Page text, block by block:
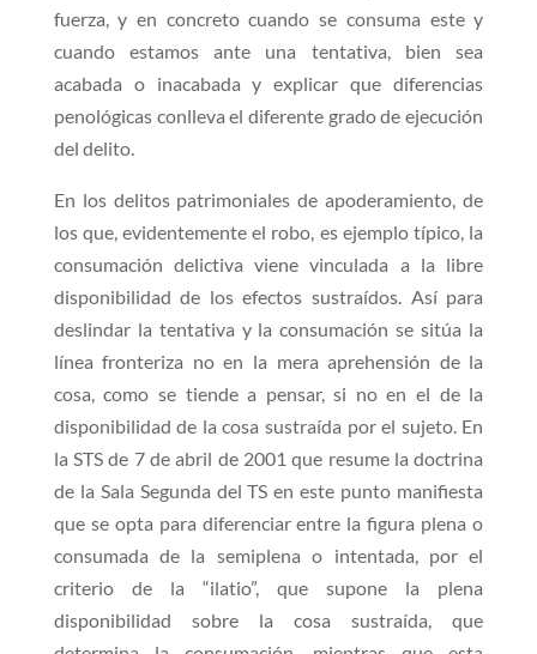
fuerza, y en concreto cuando se consuma este y
cuando estamos ante una tentativa, bien sea
acabada o inacabada y explicar que diferencias
penológicas conlleva el diferente grado de ejecución
del delito.
En los delitos patrimoniales de apoderamiento, de
los que, evidentemente el robo, es ejemplo típico, la
consumación delictiva viene vinculada a la libre
disponibilidad de los efectos sustraídos. Así para
deslindar la tentativa y la consumación se sitúa la
línea fronteriza no en la mera aprehensión de la
cosa, como se tiende a pensar, si no en el de la
disponibilidad de la cosa sustraída por el sujeto. En
la STS de 7 de abril de 2001 que resume la doctrina
de la Sala Segunda del TS en este punto manifiesta
que se opta para diferenciar entre la figura plena o
consumada de la semiplena o intentada, por el
criterio de la “ilatio”, que supone la plena
disponibilidad sobre la cosa sustraída, que